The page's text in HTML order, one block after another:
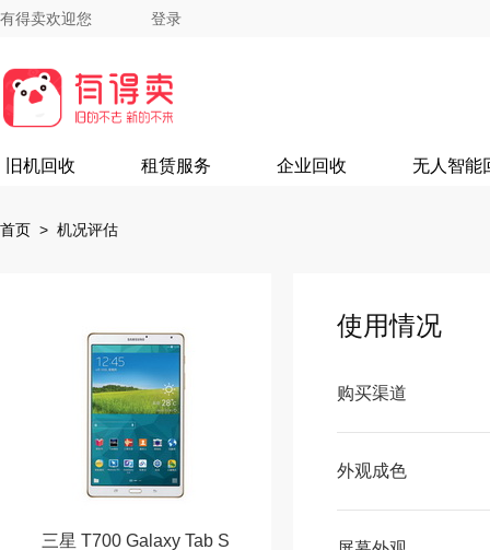
有得卖欢迎您 登录
旧机回收 租赁服务 企业回收 无人智能
首页 > 机况评估
三星 T700 Galaxy Tab S
使用情况
购买渠道
外观成色